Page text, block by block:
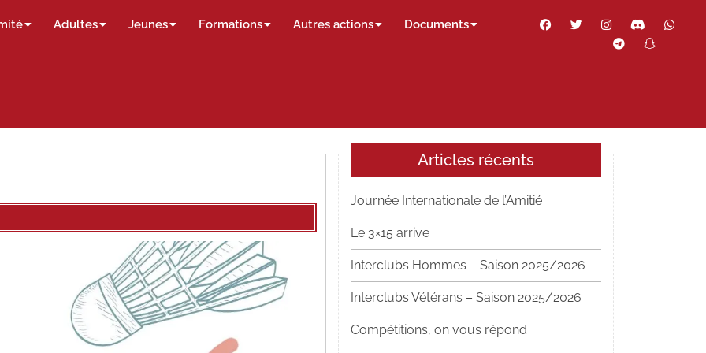
Adultes Jeunes Formations Autres actions Documents Facebook
Twitter InstagramDiscord
Telegram
Articles récents
Journée Internationale de l’Amitié
Le 3×15 arrive
Interclubs Hommes – Saison 2025/2026
Interclubs Vétérans – Saison 2025/2026
Compétitions, on vous répond